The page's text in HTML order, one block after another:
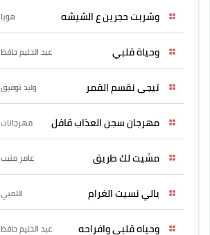
وشربت حجرين ع الشيشه هوبا
وحياة قلبي عبد الحليم حافظ
تيجى نقسم القمر وليد توفيق
مهرجان سجن العذاب قافل مهرجانات
مشيت لك طريق عامر منيب
يالي نسيت الغرام اللمبي
وحياه قلبي وافراحه عبد الحليم حافظ